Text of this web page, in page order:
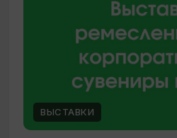
ВЫСТАВКИ